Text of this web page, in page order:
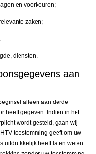
en voorkeuren;
zaken;
diensten.
aan
alleen aan derde
heeft gegeven. Indien in het
wordt gesteld, gaan wij
toestemming geeft om uw
uitdrukkelijk heeft laten weten